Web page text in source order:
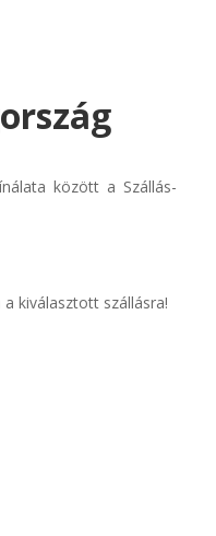
között a Szállás-
kiválasztott szállásra!